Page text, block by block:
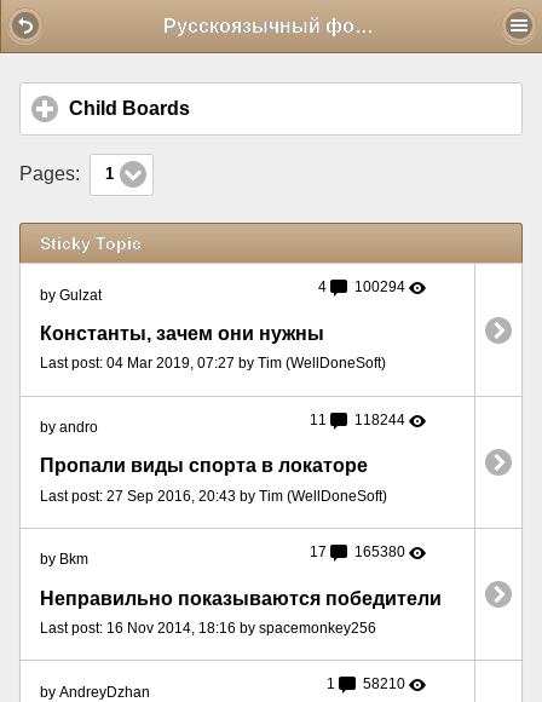
Русскоязычный форум
Child Boards
Pages: 1
Sticky Topic
by Gulzat 4 100294
Константы, зачем они нужны
Last post: 04 Mar 2019, 07:27 by Tim (WellDoneSoft)
by andro 11 118244
Пропали виды спорта в локаторе
Last post: 27 Sep 2016, 20:43 by Tim (WellDoneSoft)
by Bkm 17 165380
Неправильно показываются победители
Last post: 16 Nov 2014, 18:16 by spacemonkey256
by AndreyDzhan 1 58210